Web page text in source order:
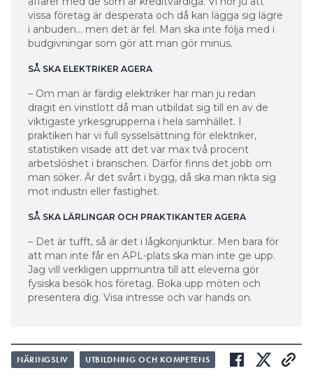
vissa företag är desperata och då kan lägga sig lägre
i anbuden… men det är fel. Man ska inte följa med i
budgivningar som gör att man gör minus.
SÅ SKA ELEKTRIKER AGERA
– Om man är färdig elektriker har man ju redan
dragit en vinstlott då man utbildat sig till en av de
viktigaste yrkesgrupperna i hela samhället. I
praktiken har vi full sysselsättning för elektriker,
statistiken visade att det var max två procent
arbetslöshet i branschen. Därför finns det jobb om
man söker. Är det svårt i bygg, då ska man rikta sig
mot industri eller fastighet.
SÅ SKA LÄRLINGAR OCH PRAKTIKANTER AGERA
– Det är tufft, så är det i lågkonjunktur. Men bara för
att man inte får en APL-plats ska man inte ge upp.
Jag vill verkligen uppmuntra till att eleverna gör
fysiska besök hos företag. Boka upp möten och
presentera dig. Visa intresse och var hands on.
NÄRINGSLIV UTBILDNING OCH KOMPETENS